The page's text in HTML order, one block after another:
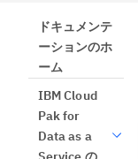
ドキュメンテ
ーションのホ
ーム
IBM Cloud
Pak for
Data as a